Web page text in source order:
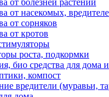
от насекомых,
от сорняков
от кротов
роста, подкормки
био средства для дома и
компост
вредители (муравьи,